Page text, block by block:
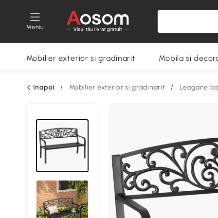
Meniu
Mobilier exterior si gradinarit Mobila si
Inapoi / Mobilier exterior si gradinarit / Leagane